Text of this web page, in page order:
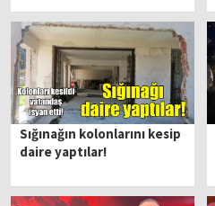
Sığınağın kolonlarını kesip
daire yaptılar!